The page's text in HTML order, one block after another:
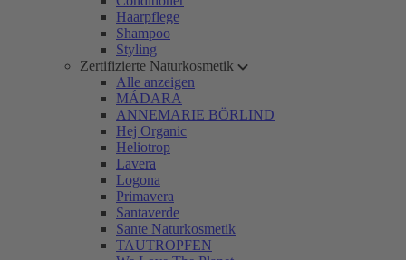
Haarpflege
Shampoo
Styling
Zertifizierte Naturkosmetik
Alle anzeigen
MÁDARA
ANNEMARIE BÖRLIND
Hej Organic
Heliotrop
Lavera
Logona
Primavera
Santaverde
Sante Naturkosmetik
TAUTROPFEN